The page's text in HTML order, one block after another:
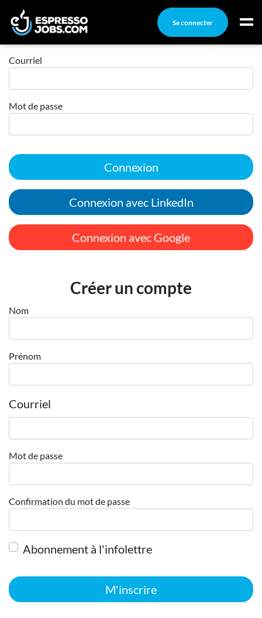
Se connecter
Connexion
Emplois
Ma boîte à outils
Conseils carrière
Nos chroniques
Inscrivez-vous à l'infolettre
Publiez une offre d'emploi
Connexion
Courriel
Mot de passe
Connexion
Connexion avec LinkedIn
Connexion avec Google
Créer un compte
Nom
Prénom
Courriel
Mot de passe
Confirmation du mot de passe
Abonnement à l'infolettre
M'inscrire